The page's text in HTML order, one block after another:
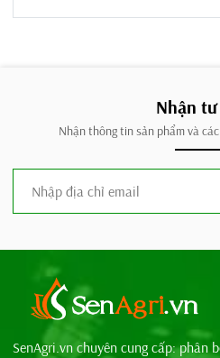
Nhận
Nhận thông tin sản phẩm và
SenAgri.vn chuyên cung cấp: phân